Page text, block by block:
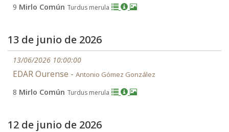
9 Mirlo Común Turdus merula
13 de junio de 2026
13/06/2026 10:00:00
EDAR Ourense - Antonio Gómez González
8 Mirlo Común Turdus merula
12 de junio de 2026